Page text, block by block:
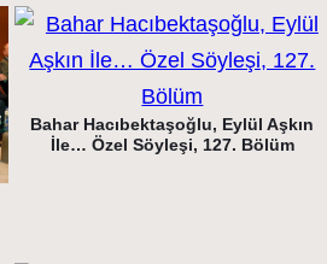
Bahar Hacıbektaşoğlu, Eylül Aşkın
İle… Özel Söyleşi, 127. Bölüm